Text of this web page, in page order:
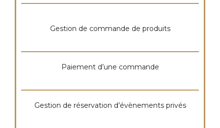
Gestion de commande de produits
Paiement d’une commande
Gestion de réservation d’évènements privés